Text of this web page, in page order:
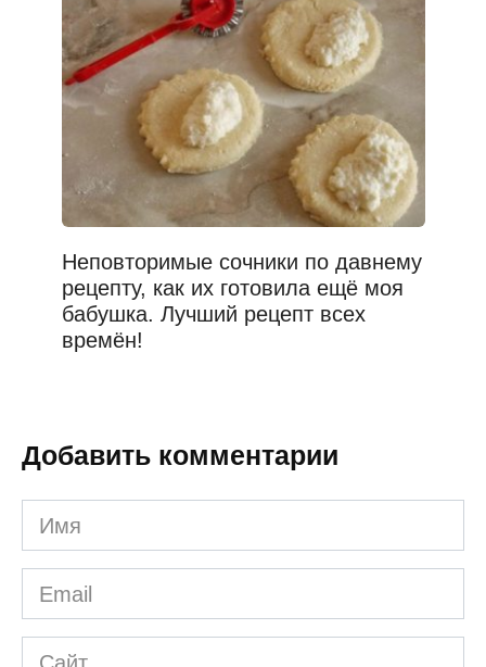
Неповторимые сочники по давнему
рецепту, как их готовила ещё моя
бабушка. Лучший рецепт всех
времён!
Добавить комментарии
Имя
*
Email
*
Сайт